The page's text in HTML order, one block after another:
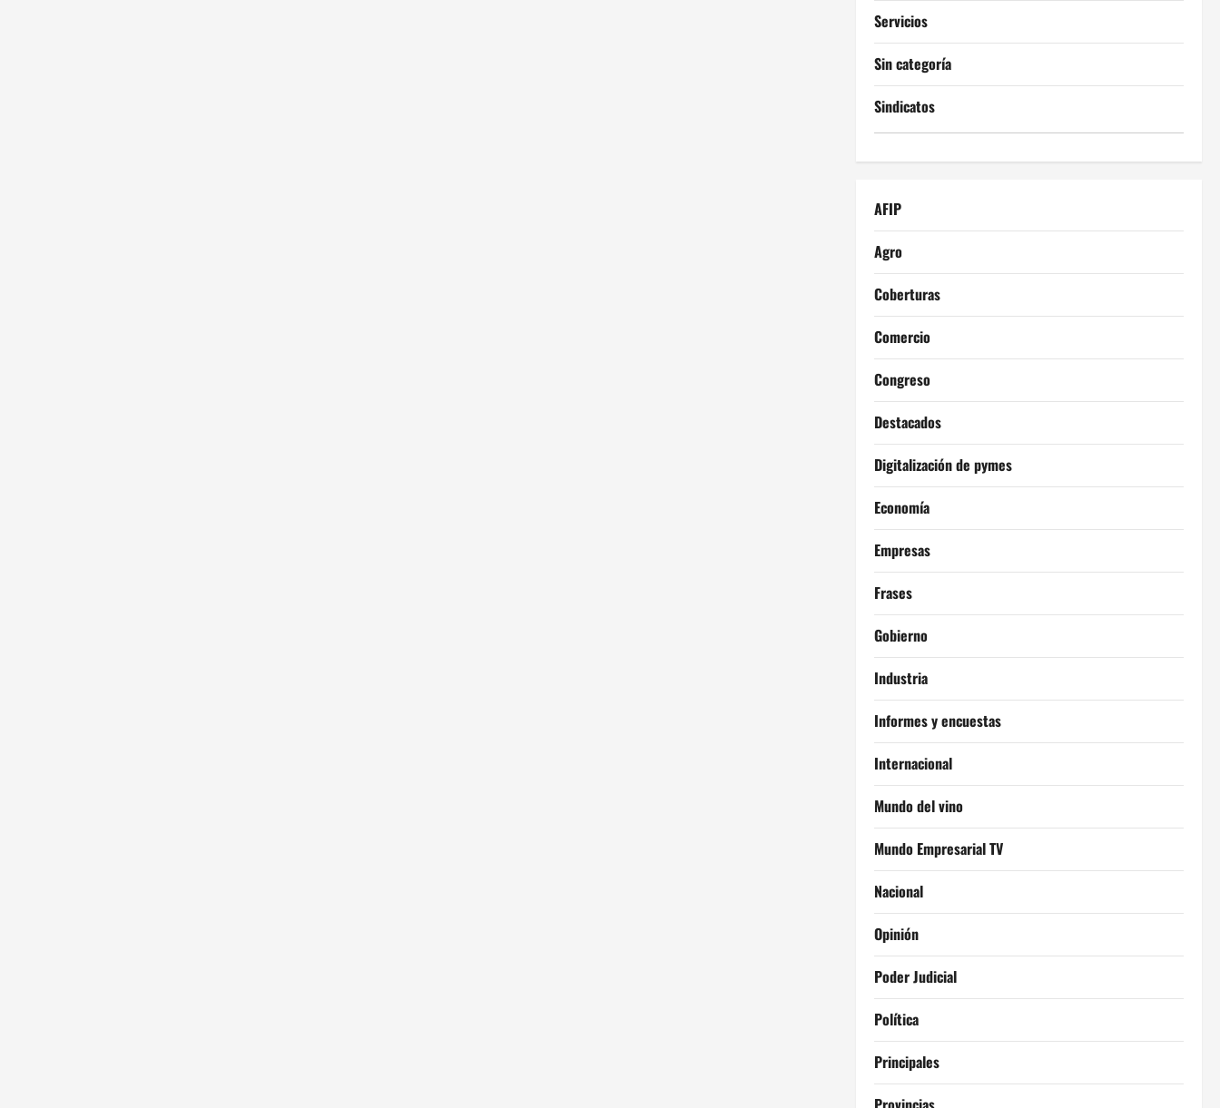
Servicios
Sin categoría
Sindicatos
AFIP
Agro
Coberturas
Comercio
Congreso
Destacados
Digitalización de pymes
Economía
Empresas
Frases
Gobierno
Industria
Informes y encuestas
Internacional
Mundo del vino
Mundo Empresarial TV
Nacional
Opinión
Poder Judicial
Política
Principales